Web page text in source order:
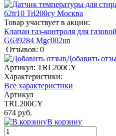
Товар участвует в акции:
Клапан газ-контроля для
G639284 Mgc002un
Отзывов: 0
Добавить
Артикул: TRL200CY
Характеристики:
Все характеристики
Артикул
TRL200CY
674 руб.
В корзину